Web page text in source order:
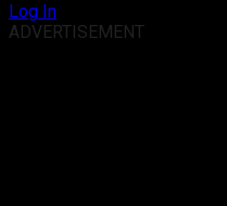
Log In
ADVERTISEMENT